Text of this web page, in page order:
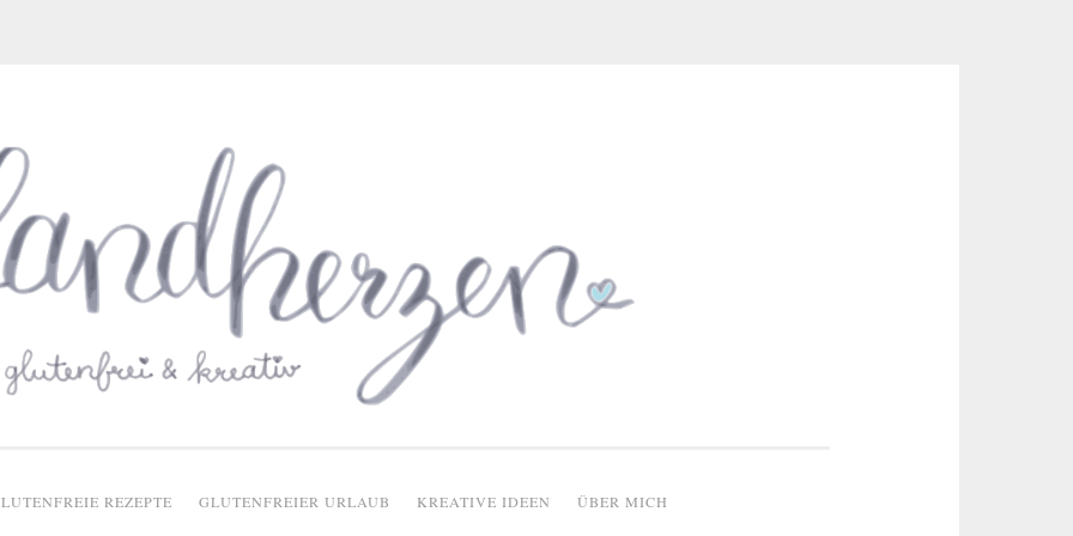
REZEPTE GLUTENFREIER URLAUB KREATIVE IDEEN ÜBER MICH